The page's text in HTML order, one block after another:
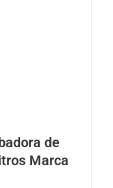
de
Marca